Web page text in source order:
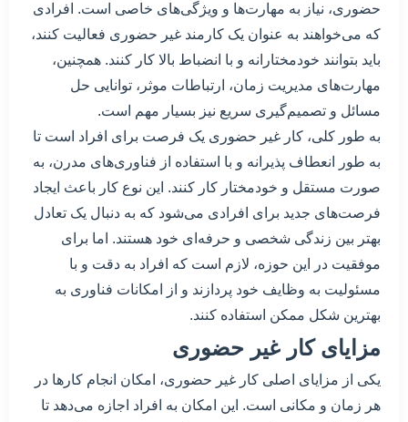
حضوری، نیاز به مهارت‌ها و ویژگی‌های خاصی است. افرادی
که می‌خواهند به عنوان یک کارمند غیر حضوری فعالیت کنند،
باید بتوانند خودمختارانه و با انضباط بالا کار کنند. همچنین،
مهارت‌های مدیریت زمان، ارتباطات موثر، توانایی حل
مسائل و تصمیم‌گیری سریع نیز بسیار مهم است.
به طور کلی، کار غیر حضوری یک فرصت برای افراد است تا
به طور انعطاف پذیرانه و با استفاده از فناوری‌های مدرن، به
صورت مستقل و خودمختار کار کنند. این نوع کار باعث ایجاد
فرصت‌های جدید برای افرادی می‌شود که به دنبال یک تعادل
بهتر بین زندگی شخصی و حرفه‌ای خود هستند. اما برای
موفقیت در این حوزه، لازم است که افراد به دقت و با
مسئولیت به وظایف خود پردازند و از امکانات فناوری به
بهترین شکل ممکن استفاده کنند.
مزایای کار غیر حضوری
یکی از مزایای اصلی کار غیر حضوری، امکان انجام کارها در
هر زمان و مکانی است. این امکان به افراد اجازه می‌دهد تا